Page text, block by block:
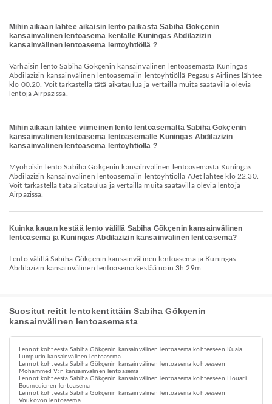
Mihin aikaan lähtee aikaisin lento paikasta Sabiha Gökçenin
kansainvälinen lentoasema kentälle Kuningas Abdilazizin
kansainvälinen lentoasema lentoyhtiöllä ?
Varhaisin lento Sabiha Gökçenin kansainvälinen lentoasemasta Kuningas
Abdilazizin kansainvälinen lentoasemaiin lentoyhtiöllä Pegasus Airlines lähtee
klo 00.20. Voit tarkastella tätä aikataulua ja vertailla muita saatavilla olevia
lentoja Airpazissa.
Mihin aikaan lähtee viimeinen lento lentoasemalta Sabiha Gökçenin
kansainvälinen lentoasema lentoasemalle Kuningas Abdilazizin
kansainvälinen lentoasema lentoyhtiöllä ?
Myöhäisin lento Sabiha Gökçenin kansainvälinen lentoasemasta Kuningas
Abdilazizin kansainvälinen lentoasemaiin lentoyhtiöllä AJet lähtee klo 22.30.
Voit tarkastella tätä aikataulua ja vertailla muita saatavilla olevia lentoja
Airpazissa.
Kuinka kauan kestää lento välillä Sabiha Gökçenin kansainvälinen
lentoasema ja Kuningas Abdilazizin kansainvälinen lentoasema?
Lento välillä Sabiha Gökçenin kansainvälinen lentoasema ja Kuningas
Abdilazizin kansainvälinen lentoasema kestää noin 3h 29m.
Suositut reitit lentokentittäin Sabiha Gökçenin
kansainvälinen lentoasemasta
Lennot kohteesta Sabiha Gökçenin kansainvälinen lentoasema kohteeseen Kuala
Lumpurin kansainvälinen lentoasema
Lennot kohteesta Sabiha Gökçenin kansainvälinen lentoasema kohteeseen
Mohammed V:n kansainvälinen lentoasema
Lennot kohteesta Sabiha Gökçenin kansainvälinen lentoasema kohteeseen Houari
Boumedienen lentoasema
Lennot kohteesta Sabiha Gökçenin kansainvälinen lentoasema kohteeseen
Vnukovon lentoasema